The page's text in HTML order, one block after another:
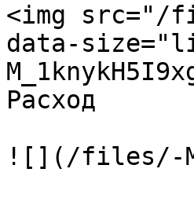
<img src="/
data-
Расход
![](/files/-